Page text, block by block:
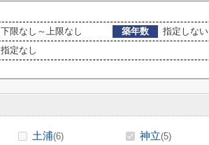
下限なし～上限なし 築年数
指定しない
指定なし
土浦(6) 神立(5)